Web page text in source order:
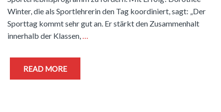
Winter, die als Sportlehrerin den Tag koordiniert, sagt: „Der
Sporttag kommt sehr gut an. Er stärkt den Zusammenhalt
innerhalb der Klassen,…
READ MORE